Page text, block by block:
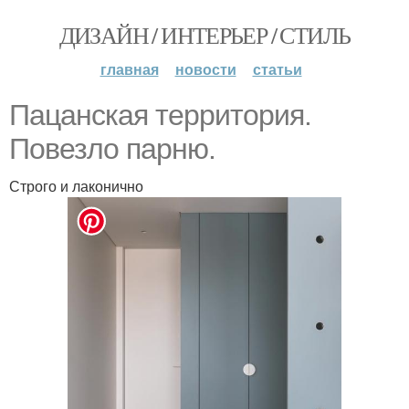
ДИЗАЙН / ИНТЕРЬЕР / СТИЛЬ
главная новости статьи
Пацанская территория.
Повезло парню.
Строго и лаконично